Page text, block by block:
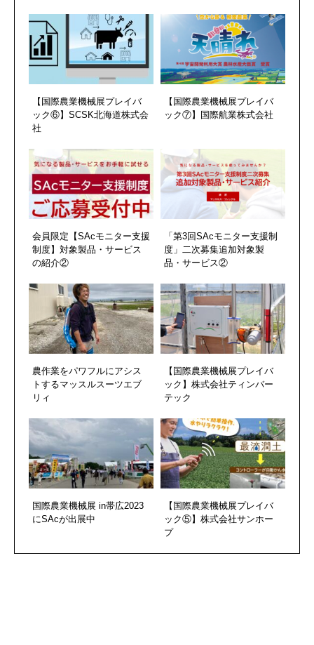
【国際農業機械展プレイバ
ック⑥】SCSK北海道株式会
社
【国際農業機械展プレイバ
ック⑦】国際航業株式会社
会員限定【SAcモニター支援
制度】対象製品・サービス
の紹介②
「第3回SAcモニター支援制
度」二次募集追加対象製
品・サービス②
農作業をパワフルにアシス
トするマッスルスーツエブ
リィ
【国際農業機械展プレイバ
ック】株式会社ティンバー
テック
国際農業機械展 in帯広2023
にSAcが出展中
【国際農業機械展プレイバ
ック⑤】株式会社サンホー
プ